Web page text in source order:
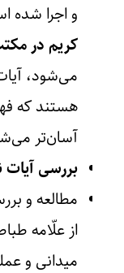
و اجرا
کریم در
می‌شود،
هستند که
آسان‌تر
بررسی آیات
مطالعه و
از علّامه
میدانی و